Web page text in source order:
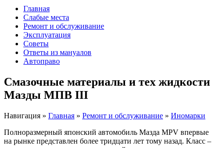
Главная
Слабые места
Ремонт и обслуживание
Эксплуатация
Советы
Ответы из мануалов
Автоправо
Смазочные материалы и тех жидкости
Мазды МПВ III
Навигация » Главная » Ремонт и обслуживание » Иномарки
Полноразмерный японский автомобиль Мазда MPV впервые
на рынке представлен более тридцати лет тому назад. Класс –